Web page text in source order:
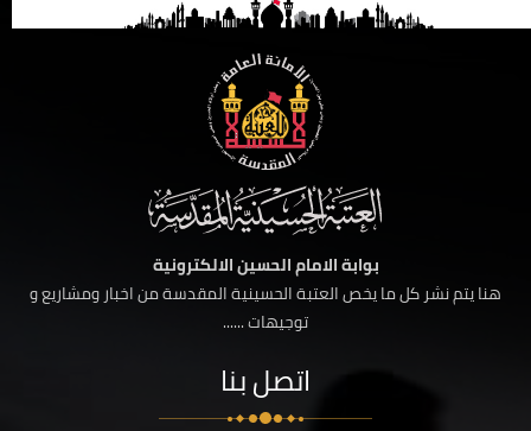
بوابة الامام الحسين الالكترونية
هنا يتم نشر كل ما يخص العتبة الحسينية المقدسة من اخبار ومشاريع و
توجيهات ......
اتصل بنا